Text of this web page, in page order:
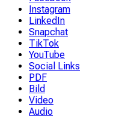
Instagram
LinkedIn
Snapchat
TikTok
YouTube
Social Links
PDF
Bild
Video
Audio